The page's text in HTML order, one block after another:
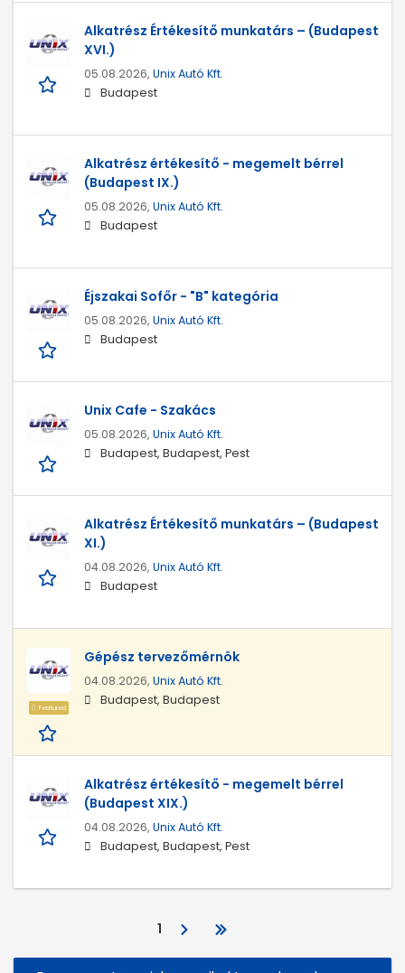
Alkatrész Értékesítő munkatárs – (Budapest
XVI.)
05.08.2026, Unix Autó Kft.
Budapest
Alkatrész értékesítő - megemelt bérrel
(Budapest IX.)
05.08.2026, Unix Autó Kft.
Budapest
Éjszakai Sofőr - "B" kategória
05.08.2026, Unix Autó Kft.
Budapest
Unix Cafe - Szakács
05.08.2026, Unix Autó Kft.
Budapest, Budapest, Pest
Alkatrész Értékesítő munkatárs – (Budapest
XI.)
04.08.2026, Unix Autó Kft.
Budapest
Featured
Gépész tervezőmérnök
04.08.2026, Unix Autó Kft.
Budapest, Budapest
Alkatrész értékesítő - megemelt bérrel
(Budapest XIX.)
04.08.2026, Unix Autó Kft.
Budapest, Budapest, Pest
1